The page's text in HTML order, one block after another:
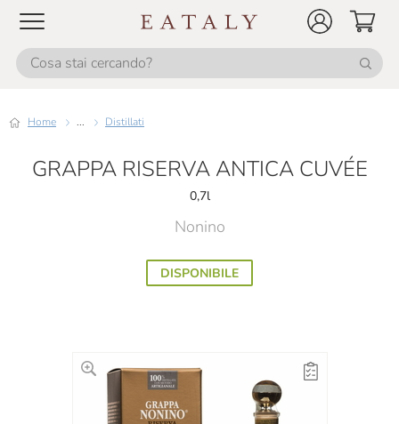
Home ... Distillati
GRAPPA RISERVA ANTICA CUVÉE
0,7l
Nonino
DISPONIBILE